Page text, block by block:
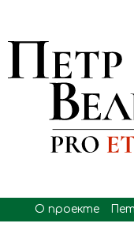
О проекте